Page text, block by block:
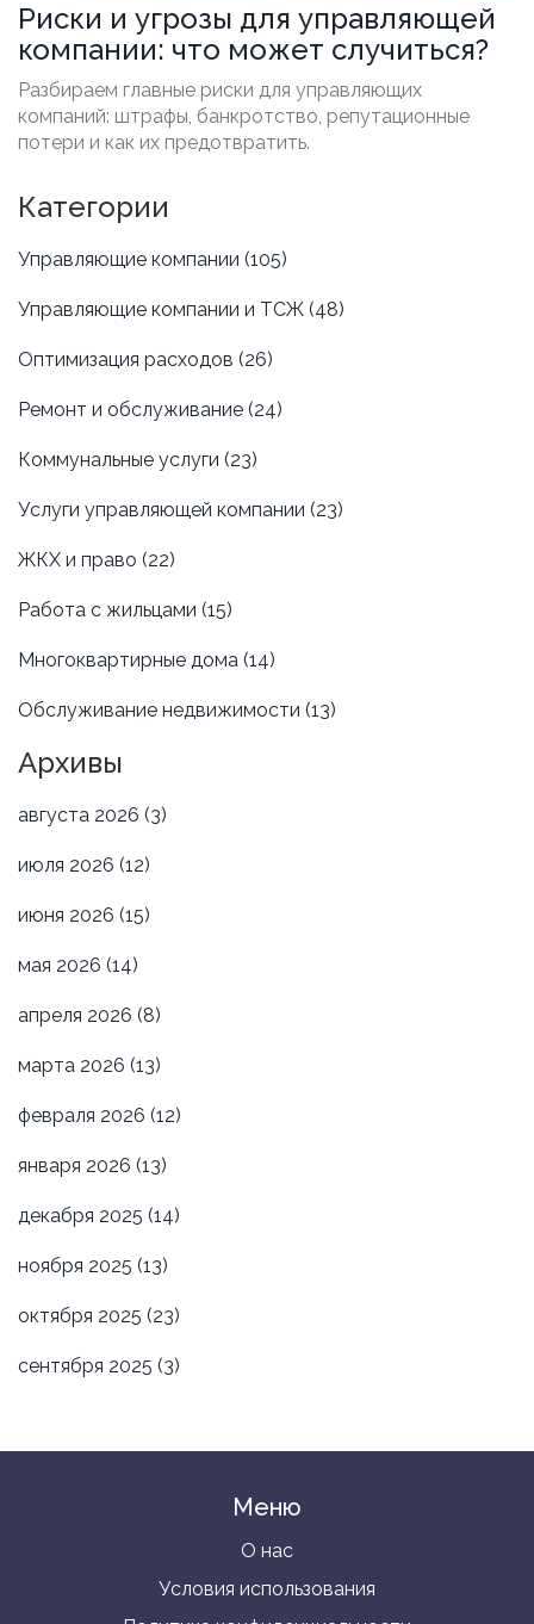
Риски и угрозы для управляющей
компании: что может случиться?
Разбираем главные риски для управляющих
компаний: штрафы, банкротство, репутационные
потери и как их предотвратить.
Категории
Управляющие компании (105)
Управляющие компании и ТСЖ (48)
Оптимизация расходов (26)
Ремонт и обслуживание (24)
Коммунальные услуги (23)
Услуги управляющей компании (23)
ЖКХ и право (22)
Работа с жильцами (15)
Многоквартирные дома (14)
Обслуживание недвижимости (13)
Архивы
августа 2026 (3)
июля 2026 (12)
июня 2026 (15)
мая 2026 (14)
апреля 2026 (8)
марта 2026 (13)
февраля 2026 (12)
января 2026 (13)
декабря 2025 (14)
ноября 2025 (13)
октября 2025 (23)
сентября 2025 (3)
Меню
О нас
Условия использования